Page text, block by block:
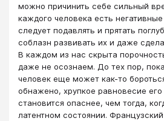
можно причинить себе сильный
каждого человека есть
следует подавлять и прятать
соблазн развивать их и даже
В каждом из нас скрыта
даже не осознаем. До тех пор,
человек еще может как-то
обнажено, хрупкое равновесие
становится опаснее, чем тогда,
латентном состоянии.